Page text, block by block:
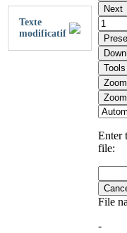
Texte
modificatif
Next
Tools
Enter
file:
File
-